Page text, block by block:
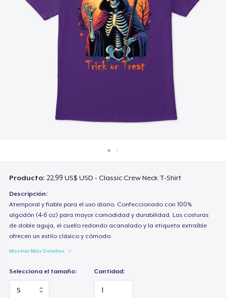
Venda en todas partes
Venda lo que sea
Producto: 22,99 US$ USD - Classic Crew Neck T-Shirt
Descripción:
Atemporal y fiable para el uso diario. Confeccionado con 100%
algodón (4-6 oz) para mayor comodidad y durabilidad. Las costuras
de doble aguja, el cuello redondo acanalado y la etiqueta extraíble
ofrecen un estilo clásico y cómodo.
Mostrar Más Detalles
Selecciona el tamaño: Cantidad: